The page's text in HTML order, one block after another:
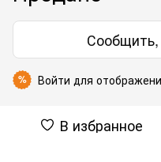
Сообщить,
% Войти для
В избранное